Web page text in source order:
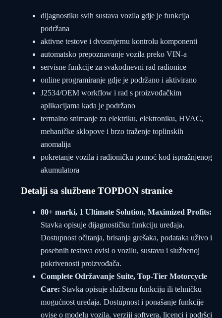
dijagnostiku svih sustava vozila gdje je funkcija
podržana
aktivne testove i dvosmjernu kontrolu komponenti
automatsko prepoznavanje vozila preko VIN-a
servisne funkcije za svakodnevni rad radionice
online programiranje gdje je podržano i aktivirano
J2534/OEM workflow i rad s proizvođačkim
aplikacijama kada je podržano
termalno snimanje za elektriku, elektroniku, HVAC,
mehaničke sklopove i brzo traženje toplinskih
anomalija
pokretanje vozila i radioničku pomoć kod ispražnjenog
akumulatora
Detalji sa službene TOPDON stranice
80+ marki, 1 Ultimate Solution, Maximized Profits:
Stavka opisuje dijagnostičku funkciju uređaja.
Dostupnost očitanja, brisanja grešaka, podataka uživo i
posebnih testova ovisi o vozilu, sustavu i službenoj
pokrivenosti proizvođača.
Complete Održavanje Suite, Top-Tier Motorcycle
Care: Stavka opisuje službenu funkciju ili tehničku
mogućnost uređaja. Dostupnost i ponašanje funkcije
ovise o modelu vozila, verziji softvera, licenci i podršci